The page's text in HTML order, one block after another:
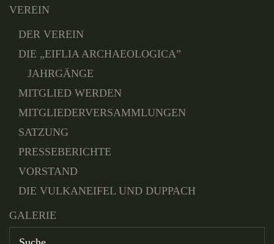
VEREIN
DER VEREIN
DIE „EIFLIA ARCHAEOLOGICA”
JAHRGÄNGE
MITGLIED WERDEN
MITGLIEDERVERSAMMLUNGEN
SATZUNG
PRESSEBERICHTE
VORSTAND
DIE VULKANEIFEL UND DUPPACH
GALERIE